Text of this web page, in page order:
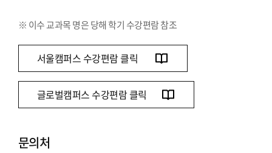
※ 이수 교과목 명은 당해 학기 수강편람 참조
서울캠퍼스 수강편람 클릭
글로벌캠퍼스 수강편람 클릭
문의처